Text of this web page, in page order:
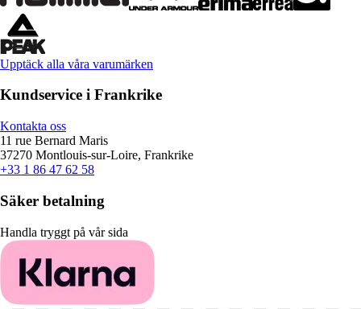
Upptäck alla våra varumärken
Kundservice i Frankrike
Kontakta oss
11 rue Bernard Maris
37270 Montlouis-sur-Loire, Frankrike
+33 1 86 47 62 58
Säker betalning
Handla tryggt på vår sida